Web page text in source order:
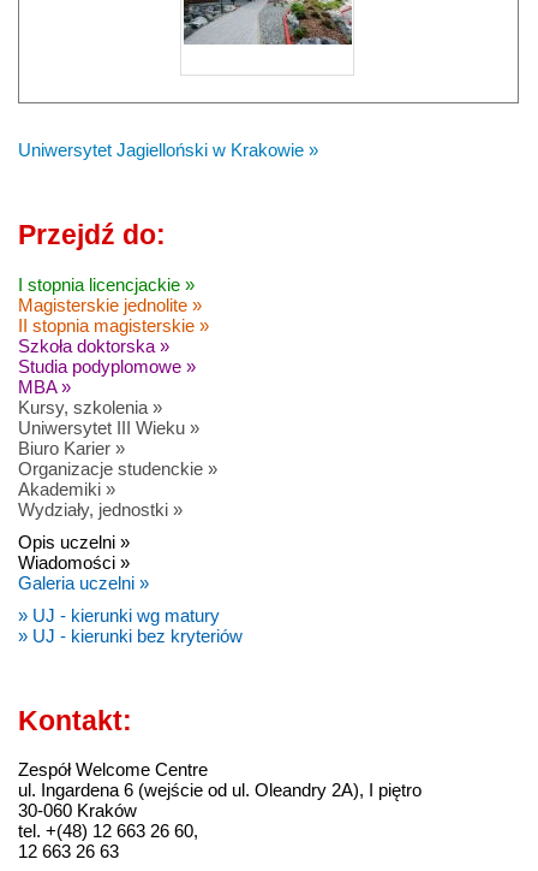
Uniwersytet Jagielloński w Krakowie »
Przejdź do:
I stopnia licencjackie »
Magisterskie jednolite »
II stopnia magisterskie »
Szkoła doktorska »
Studia podyplomowe »
MBA »
Kursy, szkolenia »
Uniwersytet III Wieku »
Biuro Karier »
Organizacje studenckie »
Akademiki »
Wydziały, jednostki »
Opis uczelni »
Wiadomości »
Galeria uczelni »
» UJ - kierunki wg matury
» UJ - kierunki bez kryteriów
Kontakt:
Zespół Welcome Centre
ul. Ingardena 6 (wejście od ul. Oleandry 2A), I piętro
30-060 Kraków
tel. +(48) 12 663 26 60,
12 663 26 63